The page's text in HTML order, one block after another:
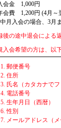
会金 1,000円
会費 1,200円 (4月～
月入会の場合、3月
後の途中退会による
入会希望の方は、以
郵便番号
住所
氏名（カタカナでフ
電話番号
生年月日（西暦）
性別
メールアドレス（メ